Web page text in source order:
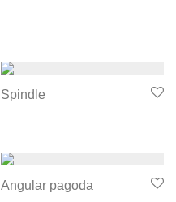
Spindle
Angular pagoda